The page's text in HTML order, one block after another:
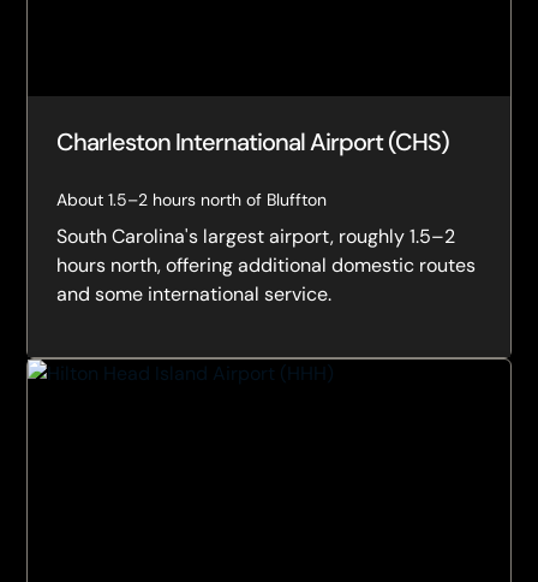
Charleston International Airport (CHS)
About 1.5–2 hours north of Bluffton
South Carolina's largest airport, roughly 1.5–2
hours north, offering additional domestic routes
and some international service.